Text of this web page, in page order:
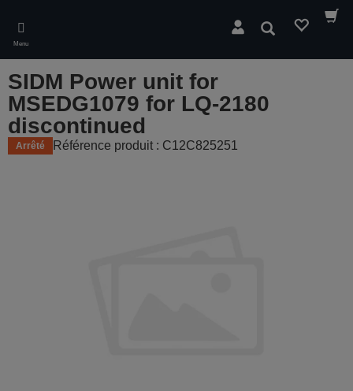
main
content
Menu
Rechercher
SIDM Power unit for
MSEDG1079 for LQ-2180
discontinued
Arrêté Référence produit : C12C825251